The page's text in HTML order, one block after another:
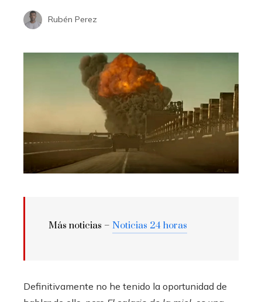
Rubén Perez
Más noticias – Noticias 24 horas
Definitivamente no he tenido la oportunidad de